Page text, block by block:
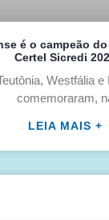
é o campeão
Certel Sicredi
Westfália e
comemoraram,
LEIA MAIS +